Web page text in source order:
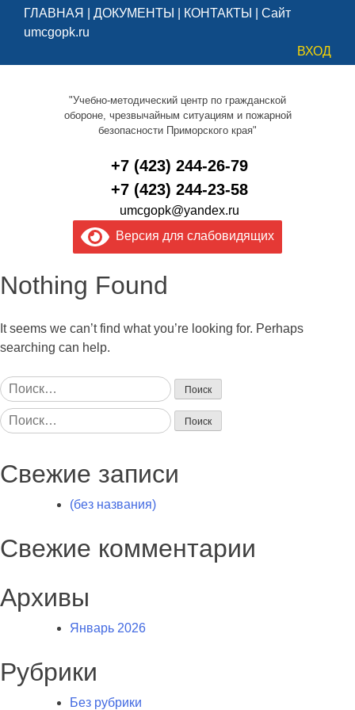
ГЛАВНАЯ ДОКУМЕНТЫ КОНТАКТЫ
Сайт
umcgopk.ru
ВХОД
"Учебно-методический центр по гражданской
обороне, чрезвычайным ситуациям и пожарной
безопасности Приморского края"
+7 (423) 244-26-79
+7 (423) 244-23-58
umcgopk@yandex.ru
Версия для слабовидящих
Nothing Found
It seems we can’t find what you’re looking for. Perhaps
searching can help.
Найти:
Найти:
Свежие записи
(без названия)
Свежие комментарии
Архивы
Январь 2026
Рубрики
Без рубрики